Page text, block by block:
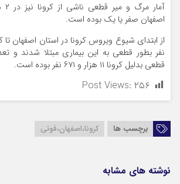
اصفهان صفر یا یک بوده است.
نفر بطور قطعی به این بیماری مبتلا شدند و
قطعی بدلیل کرونا ۱۱ هزار و ۶۷۱ نفر بوده است.
Post Views: ۲۵۶
برچسب ها کرونا،اصفهان،فوتی
نوشته های مشابه